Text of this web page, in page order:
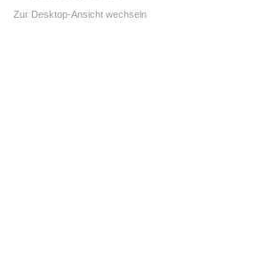
Zur Desktop-Ansicht wechseln